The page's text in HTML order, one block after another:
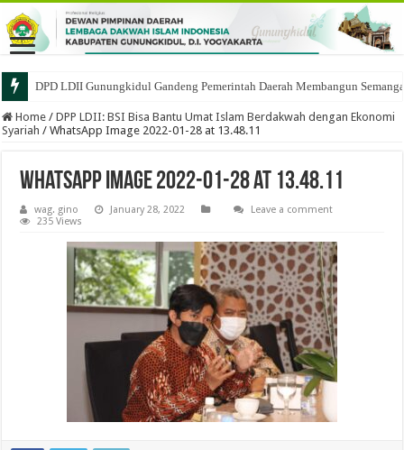
DPD LDII Gunungkidul Gandeng Pemerintah Daerah Membangun
Home / DPP LDII: BSI Bisa Bantu Umat Islam Berdakwah dengan Ekonomi
Syariah / WhatsApp Image 2022-01-28 at 13.48.11
WhatsApp Image 2022-01-28 at 13.48.11
wag. gino January 28, 2022
Leave a comment
235 Views